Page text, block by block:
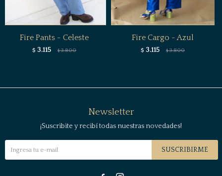
Fire Pants - Celeste
$ 3.115 $ 3.800
Fire Cargo - Azul
$ 3.115 $ 3.800
Newsletter
¡Suscribite y recibí todas nuestras novedades!
SUSCRIBIRME